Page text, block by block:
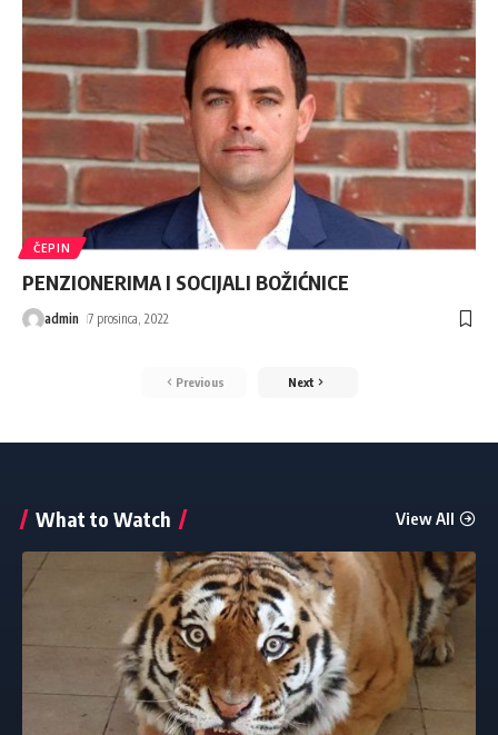
ČEPIN
PENZIONERIMA I SOCIJALI BOŽIĆNICE
admin 7 prosinca, 2022
Previous Next
What to Watch View All